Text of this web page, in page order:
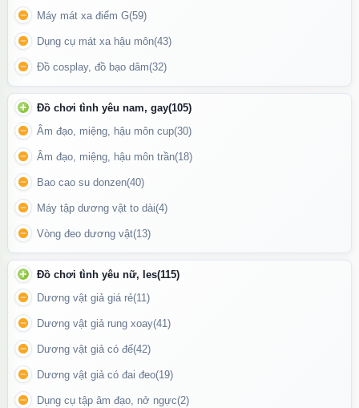
Không gây tê, giữ cảm giác tự nhiên
Có thể dùng để massage vùng nhạy cảm
Phù hợp với da nhạy cảm
Quy cách: tuýp khoảng 50ml.
Máy mát xa điểm G(59)
Dụng cụ mát xa hậu môn(43)
Đồ cosplay, đồ bạo dâm(32)
Đồ chơi tình yêu nam, gay(105)
Âm đạo, miệng, hậu môn cup(30)
Âm đạo, miệng, hậu môn trần(18)
Bao cao su donzen(40)
Máy tập dương vật to dài(4)
Vòng đeo dương vật(13)
Đồ chơi tình yêu nữ, les(115)
Dương vật giả giá rẻ(11)
Dương vật giả rung xoay(41)
Dương vật giả có đế(42)
Dương vật giả có đai đeo(19)
Dụng cụ tập âm đạo, nở ngực(2)